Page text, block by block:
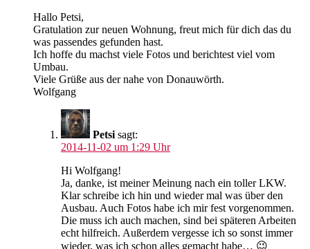
Hallo Petsi,
Gratulation zur neuen Wohnung, freut mich für dich das du
was passendes gefunden hast.
Ich hoffe du machst viele Fotos und berichtest viel vom
Umbau.
Viele Grüße aus der nahe von Donauwörth.
Wolfgang
Petsi sagt:
2014-11-02 um 1:29 Uhr
Hi Wolfgang!
Ja, danke, ist meiner Meinung nach ein toller LKW.
Klar schreibe ich hin und wieder mal was über den
Ausbau. Auch Fotos habe ich mir fest vorgenommen.
Die muss ich auch machen, sind bei späteren Arbeiten
echt hilfreich. Außerdem vergesse ich so sonst immer
wieder, was ich schon alles gemacht habe… 😉